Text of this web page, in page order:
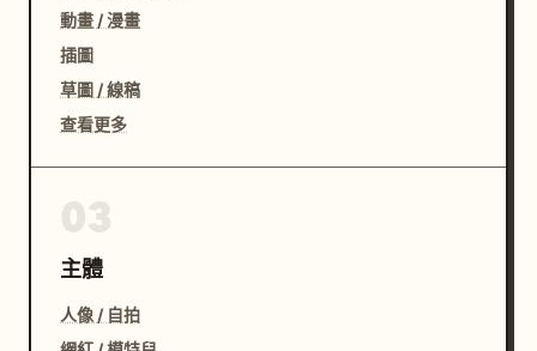
動畫 / 漫畫
插圖
草圖 / 線稿
查看更多
主體
人像 / 自拍